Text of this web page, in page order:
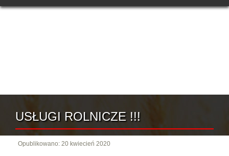
USŁUGI ROLNICZE !!!
Opublikowano: 20 kwiecień 2020